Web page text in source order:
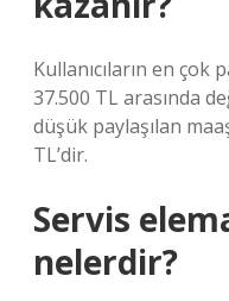
Kullanıcıların en çok
37.500 TL arasında
düşük paylaşılan
TL’dir.
Servis
nelerdir?